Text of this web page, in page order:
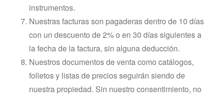
instrumentos.
Nuestras facturas son pagaderas dentro de 10 días
con un descuento de 2% o en 30 días siguientes a
la fecha de la factura, sin alguna deducción.
Nuestros documentos de venta como catálogos,
folletos y listas de precios seguirán siendo de
nuestra propiedad. Sin nuestro consentimiento, no